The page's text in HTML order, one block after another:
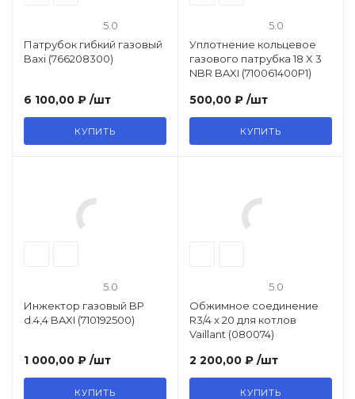
5.0
Патрубок гибкий газовый
Baxi (766208300)
6 100,00 ₽ /шт
КУПИТЬ
5.0
Уплотнение кольцевое
газового патрубка 18 X 3
NBR BAXI (710061400P1)
500,00 ₽ /шт
КУПИТЬ
5.0
Инжектор газовый BP
d.4,4 BAXI (710192500)
1 000,00 ₽ /шт
КУПИТЬ
5.0
Обжимное соединение
R3/4 x 20 для котлов
Vaillant (080074)
2 200,00 ₽ /шт
КУПИТЬ
электроды / горелочные трубы
Электронные платы и провода
Теплоизоляция (изоляционные
Прочие компоненты